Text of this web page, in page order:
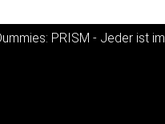
PRISM - Jeder ist